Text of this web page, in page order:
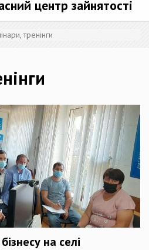
центр зайнятості
тренінги
на селі